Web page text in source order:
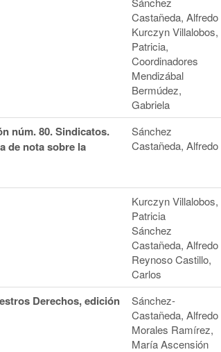
Castañeda, Alfredo
Kurczyn Villalobos,
Patricia,
Coordinadores
Mendizábal
Bermúdez,
Gabriela
núm. 80. Sindicatos.
de nota sobre la
Sánchez
Castañeda, Alfredo
Kurczyn Villalobos,
Patricia
Sánchez
Castañeda, Alfredo
Reynoso Castillo,
Carlos
Derechos, edición
Sánchez-
Castañeda, Alfredo
Morales Ramírez,
María Ascensión